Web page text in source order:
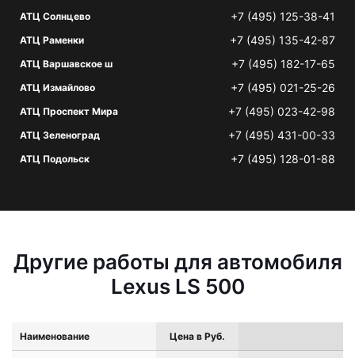
АТЦ Солнцево +7 (495) 125-38-41
АТЦ Раменки +7 (495) 135-42-87
АТЦ Варшавское ш +7 (495) 182-17-65
АТЦ Измайлово +7 (495) 021-25-26
АТЦ Проспект Мира +7 (495) 023-42-98
АТЦ Зеленоград +7 (495) 431-00-33
АТЦ Подольск +7 (495) 128-01-88
Другие работы для автомобиля
Lexus LS 500
Наименование Цена в Руб.